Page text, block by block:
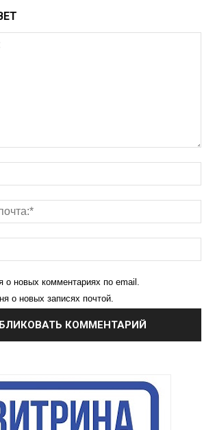
о новых комментариях по email.
о новых записях почтой.